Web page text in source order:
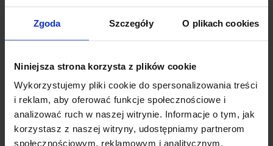
Zgoda Szczegóły O plikach cookies
Niniejsza strona korzysta z plików cookie
Wykorzystujemy pliki cookie do spersonalizowania treści
i reklam, aby oferować funkcje społecznościowe i
analizować ruch w naszej witrynie. Informacje o tym, jak
korzystasz z naszej witryny, udostępniamy partnerom
społecznościowym, reklamowym i analitycznym.
Jeśli masz pytania lub potrzebujesz pomocy, zadzwoń
odpowiedzi na e-maile od 8:00 do 22:00.
email sklep@salonled.pl
Metody płatności